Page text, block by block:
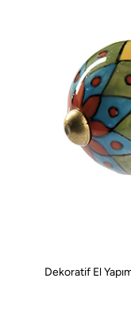
Dekoratif El